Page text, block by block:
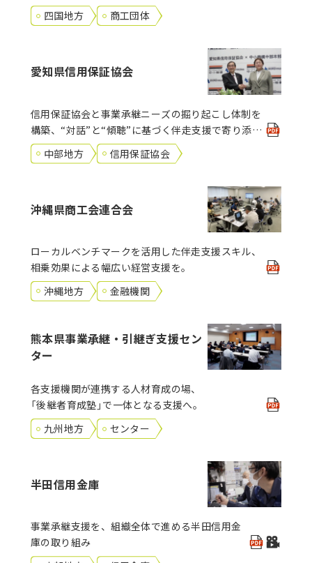
四国地方
商工団体
愛知県信用保証協会
信用保証協会と事業承継ニーズの掘り起こし体制を
構築、“対話”と“傾聴”に基づく伴走支援で寄り添
う。
中部地方 信用保証協会
沖縄県商工会連合会
ローカルベンチマークを活用した伴走支援スキル、
相乗効果による幅広い経営支援を。
沖縄地方
金融機関
熊本県事業承継・引継ぎ支援セン
ター
各支援機関が連携する人材育成の場、
「後継者育成塾」で一体となる支援へ。
九州地方
センター
半田信用金庫
事業承継支援を、組織全体で進める半田信用金
庫の取り組み